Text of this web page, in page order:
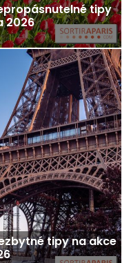
tipy
2026
tipy na akce